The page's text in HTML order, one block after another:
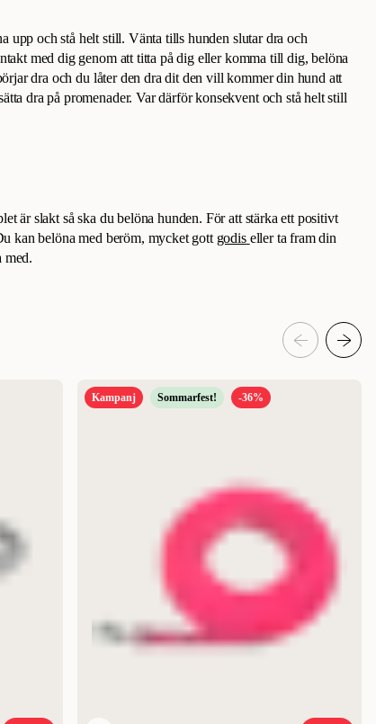
upp och stå helt still. Vänta tills hunden slutar dra och
med dig genom att titta på dig eller komma till dig, belöna
dra och du låter den dra dit den vill kommer din hund att
dra på promenader. Var därför konsekvent och stå helt still
är slakt så ska du belöna hunden. För att stärka ett positivt
kan belöna med beröm, mycket gott godis eller ta fram din
med.
Kampanj Sommarfest! -36%